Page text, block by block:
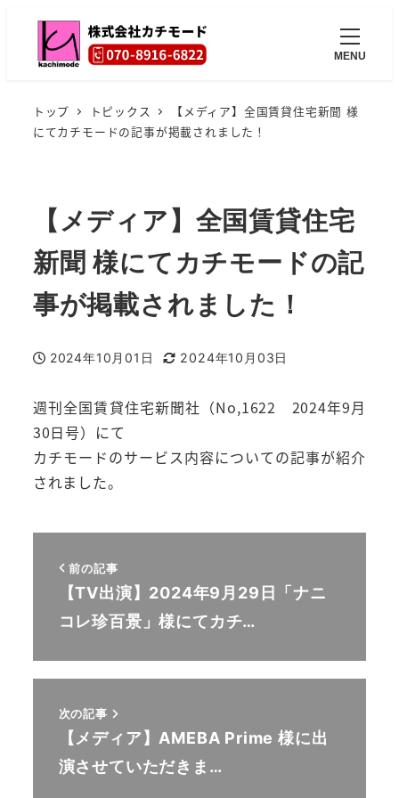
MENU
トップ トピックス
【メディア】全国賃貸住宅新聞 様
にてカチモードの記事が掲載されました！
【メディア】全国賃貸住宅
新聞 様にてカチモードの記
事が掲載されました！
投稿日
2024年10月01日
更新日
2024年10月03日
週刊全国賃貸住宅新聞社（No,1622 2024年9月
30日号）にて
カチモードのサービス内容についての記事が紹介
されました。
前の記事
【TV出演】2024年9月29日「ナニ
コレ珍百景」様にてカチ…
次の記事
【メディア】AMEBA Prime 様に出
演させていただきま…